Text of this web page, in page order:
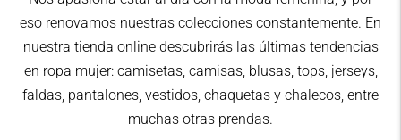
eso renovamos nuestras colecciones constantemente. En
nuestra tienda online descubrirás las últimas tendencias
en ropa mujer: camisetas, camisas, blusas, tops, jerseys,
faldas, pantalones, vestidos, chaquetas y chalecos, entre
muchas otras prendas.